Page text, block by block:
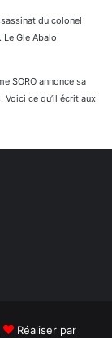
du colonel
Le Gle Abalo
SORO annonce sa
ce qu’il écrit aux
Réaliser par